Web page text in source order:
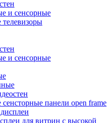
и сенсорные
и сенсорные
панели open frame
для витрин с высокой